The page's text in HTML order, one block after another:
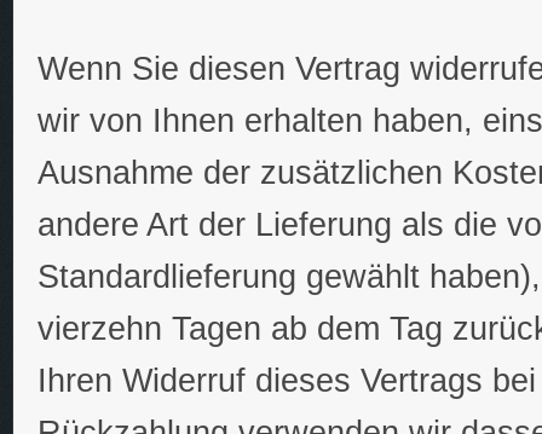
Wenn Sie diesen Vertrag
wir von Ihnen erhalten haben,
Ausnahme der zusätzlichen
andere Art der Lieferung als die
Standardlieferung gewählt
vierzehn Tagen ab dem Tag
Ihren Widerruf dieses Vertrags